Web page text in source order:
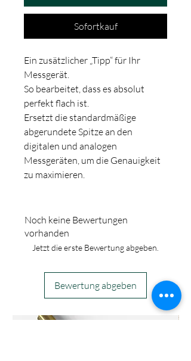
Sofortkauf
Ein zusätzlicher „Tipp“ für Ihr
Messgerät.
So bearbeitet, dass es absolut
perfekt flach ist.
Ersetzt die standardmäßige
abgerundete Spitze an den
digitalen und analogen
Messgeräten, um die Genauigkeit
zu maximieren.
Noch keine Bewertungen
vorhanden
Jetzt die erste Bewertung abgeben.
Bewertung abgeben